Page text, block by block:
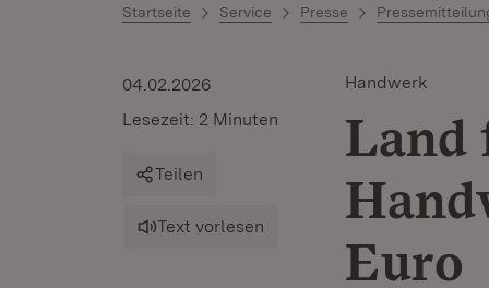
Startseite Service Presse
Handwerk
Land
Euro
04.02.2026
Lesezeit: 2 Minuten
Teilen
Text vorlesen